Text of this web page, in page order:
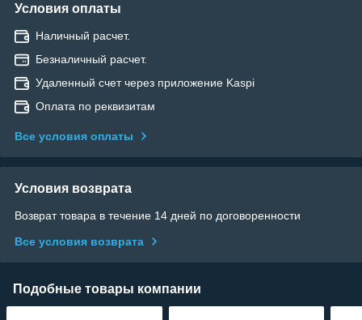
Условия оплаты
Наличный расчет.
Безналичный расчет.
Удаленный счет через приложение Kaspi
Оплата по реквизитам
Все условия оплаты
Условия возврата
Возврат товара в течение 14 дней по договоренности
Все условия возврата
Подобные товары компании